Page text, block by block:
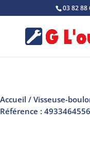
03 82 88
Accueil /Visseuse-
Référence : 4933464556